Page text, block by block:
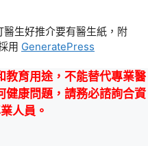
生好推介要有醫生紙，附
用 GeneratePress
教育用途，不能替代專業醫
健康問題，請務必諮詢合資
人員。